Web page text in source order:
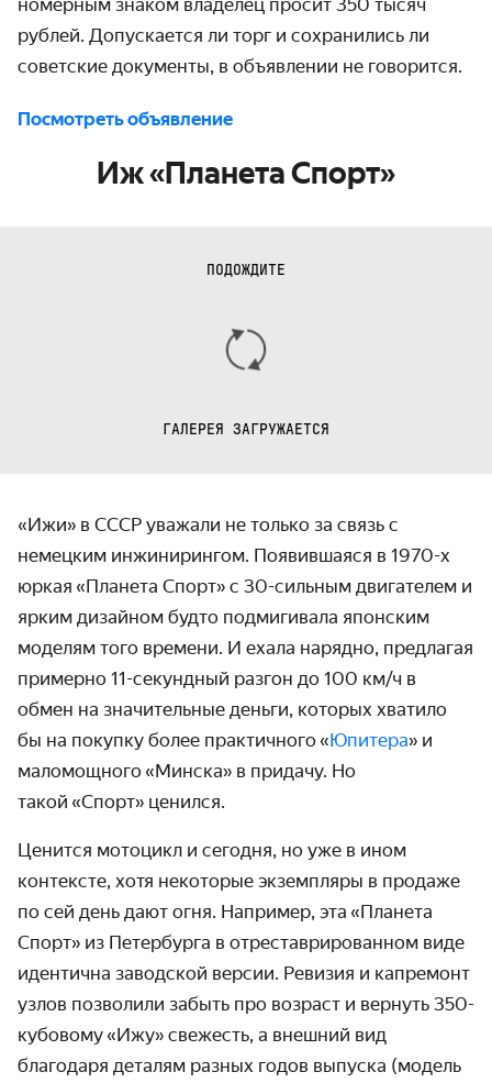
рублей. Допускается ли торг и сохранились ли
советские документы, в объявлении не говорится.
Посмотреть объявление
Иж «Планета Спорт»
ПОДОЖДИТЕ
ГАЛЕРЕЯ ЗАГРУЖАЕТСЯ
«Ижи» в СССР уважали не только за связь с
немецким инжинирингом. Появившаяся в 1970-х
юркая «Планета Спорт» с 30-сильным двигателем и
ярким дизайном будто подмигивала японским
моделям того времени. И ехала нарядно, предлагая
примерно 11-секундный разгон до 100 км/ч в
обмен на значительные деньги, которых хватило
бы на покупку более практичного «Юпитера» и
маломощного «Минска» в придачу. Но
такой «Спорт» ценился.
Ценится мотоцикл и сегодня, но уже в ином
контексте, хотя некоторые экземпляры в продаже
по сей день дают огня. Например, эта «Планета
Спорт» из Петербурга в отреставрированном виде
идентична заводской версии. Ревизия и капремонт
узлов позволили забыть про возраст и вернуть 350-
кубовому «Ижу» свежесть, а внешний вид
благодаря деталям разных годов выпуска (модель